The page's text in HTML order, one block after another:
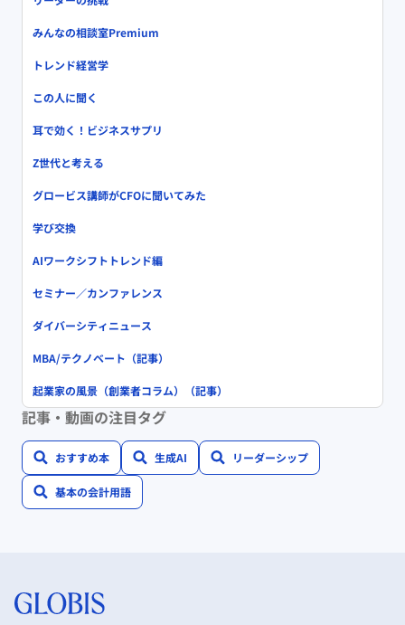
みんなの相談室Premium
トレンド経営学
この人に聞く
耳で効く！ビジネスサプリ
Z世代と考える
グロービス講師がCFOに聞いてみた
学び交換
AIワークシフトトレンド編
セミナー／カンファレンス
ダイバーシティニュース
MBA/テクノベート（記事）
起業家の風景（創業者コラム）（記事）
記事・動画の注目タグ
おすすめ本 生成AI リーダーシップ
基本の会計用語